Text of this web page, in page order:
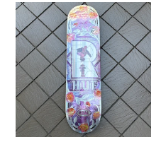
[REAL]
HUF
HOLOGRAPHIC
CATHEDRAL
-
8.25"
x
32"